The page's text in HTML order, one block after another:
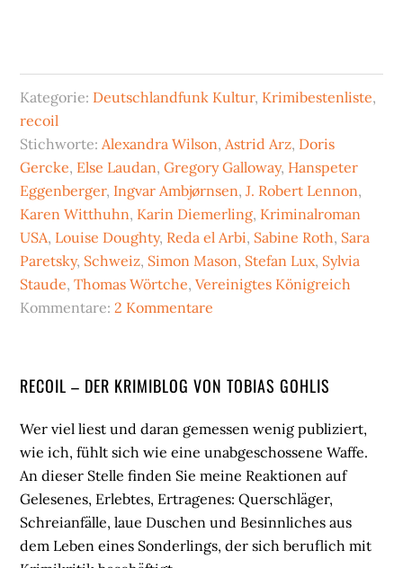
Kategorie: Deutschlandfunk Kultur, Krimibestenliste,
recoil
Stichworte:Alexandra Wilson,Astrid Arz, Doris
Gercke, Else Laudan,Gregory Galloway, Hanspeter
Eggenberger, Ingvar Ambjørnsen,J. Robert Lennon,
Karen Witthuhn, Karin Diemerling, Kriminalroman
USA, Louise Doughty, Reda el Arbi, Sabine Roth, Sara
Paretsky, Schweiz, Simon Mason, Stefan Lux, Sylvia
Staude,Thomas Wörtche,Vereinigtes Königreich
Kommentare:2 Kommentare
Seitenspalte
RECOIL – DER KRIMIBLOG VON TOBIAS GOHLIS
Wer viel liest und daran gemessen wenig publiziert,
wie ich, fühlt sich wie eine unabgeschossene Waffe.
An dieser Stelle finden Sie meine Reaktionen auf
Gelesenes, Erlebtes, Ertragenes: Querschläger,
Schreianfälle, laue Duschen und Besinnliches aus
dem Leben eines Sonderlings, der sich beruflich mit